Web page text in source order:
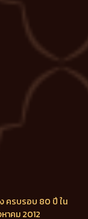
าคม 2012